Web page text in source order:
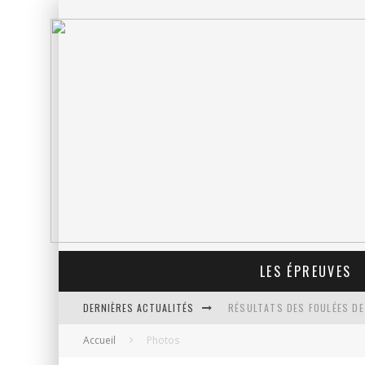
LES ÉPREUVES
DERNIÈRES ACTUALITÉS RÉSULTATS DES FOULÉES
Accueil Photos